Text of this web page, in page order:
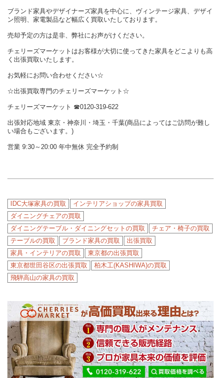
ブランド家具やデザイナーズ家具を中心に、ヴィンテージ家具、デザイ
ン照明、家電製品など幅広く買取いたしております。
売却予定の方は是非、弊社にお声がけください。
チェリーズマーケットはお客様が大切に使ってきた家具をどこよりも高
く出張買取いたします。
お気軽にお問い合わせください☆
☆出張買取専門のチェリーズマーケット☆
チェリーズマーケット ☎︎0120-319-622
出張対応地域 東京・神奈川・埼玉・千葉(商品によってはご訪問が難し
い場合もございます。)
営業 9:30～20:00 年中無休 完全予約制
IDC大塚家具の買取
インテリアショップの家具買取
ダイニングチェアの買取
ダイニングテーブル・ダイニングセットの買取
チェア・椅子の買取
テーブルの買取
ブランド家具の買取
出張買取
家具・インテリアの買取
東京都の出張買取
東京都世田谷区の出張買取
柏木工(KASHIWA)の買取
飛騨高山の家具の買取